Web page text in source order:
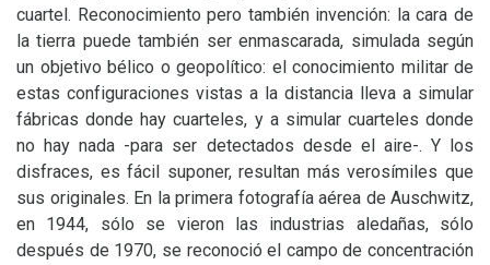
cuartel. Reconocimiento pero también invención: la cara de
la tierra puede también ser enmascarada, simulada según
un objetivo bélico o geopolítico: el conocimiento militar de
estas configuraciones vistas a la distancia lleva a simular
fábricas donde hay cuarteles, y a simular cuarteles donde
no hay nada -para ser detectados desde el aire-. Y los
disfraces, es fácil suponer, resultan más verosímiles que
sus originales. En la primera fotografía aérea de Auschwitz,
en 1944, sólo se vieron las industrias aledañas, sólo
después de 1970, se reconoció el campo de concentración